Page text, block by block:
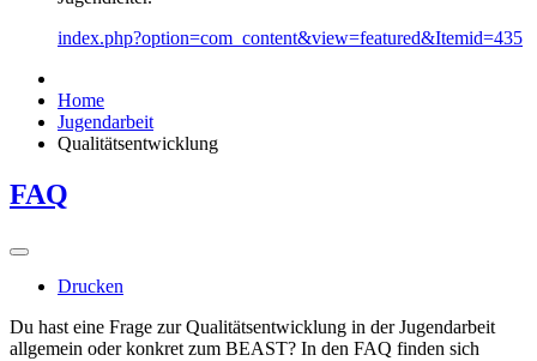
index.php?option=com_content&view=featured&Itemid=435
Home
Jugendarbeit
Qualitätsentwicklung
FAQ
Drucken
Du hast eine Frage zur Qualitätsentwicklung in der Jugendarbeit
allgemein oder konkret zum BEAST? In den FAQ finden sich